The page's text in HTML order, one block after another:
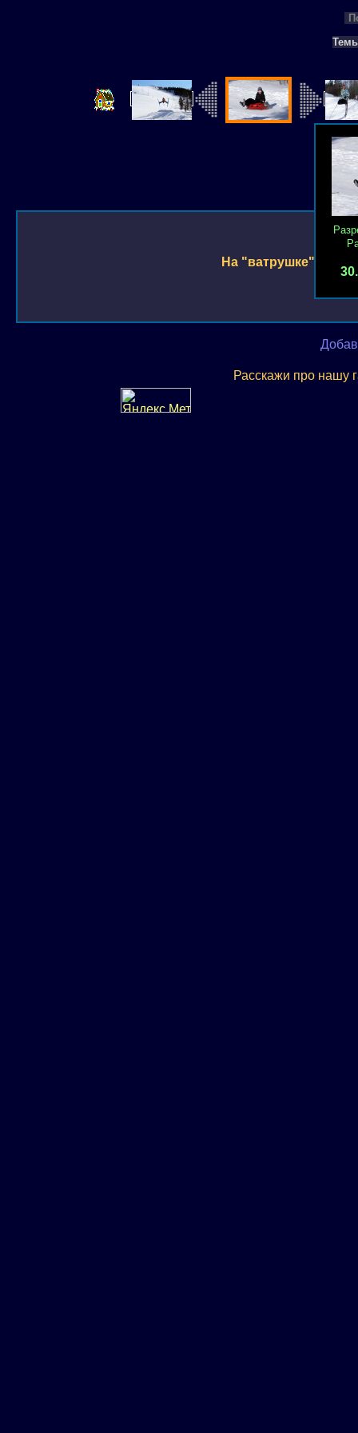
На "ватрушке"
Расскажи про нашу